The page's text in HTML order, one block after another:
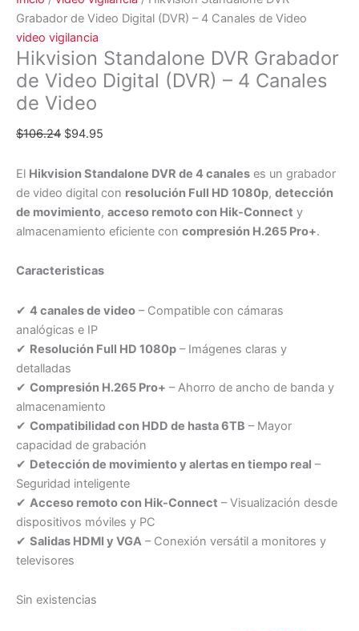
Grabador de Video Digital (DVR) – 4 Canales de Video
video vigilancia
Hikvision Standalone DVR Grabador
de Video Digital (DVR) – 4 Canales
de Video
$106.24 $94.95
El Hikvision Standalone DVR de 4 canales es un grabador
de video digital con resolución Full HD 1080p, detección
de movimiento, acceso remoto con Hik-Connect y
almacenamiento eficiente con compresión H.265 Pro+.
Caracteristicas
✔ 4 canales de video – Compatible con cámaras
analógicas e IP
✔ Resolución Full HD 1080p – Imágenes claras y
detalladas
✔ Compresión H.265 Pro+ – Ahorro de ancho de banda y
almacenamiento
✔ Compatibilidad con HDD de hasta 6TB – Mayor
capacidad de grabación
✔ Detección de movimiento y alertas en tiempo real –
Seguridad inteligente
✔ Acceso remoto con Hik-Connect – Visualización desde
dispositivos móviles y PC
✔ Salidas HDMI y VGA – Conexión versátil a monitores y
televisores
Sin existencias